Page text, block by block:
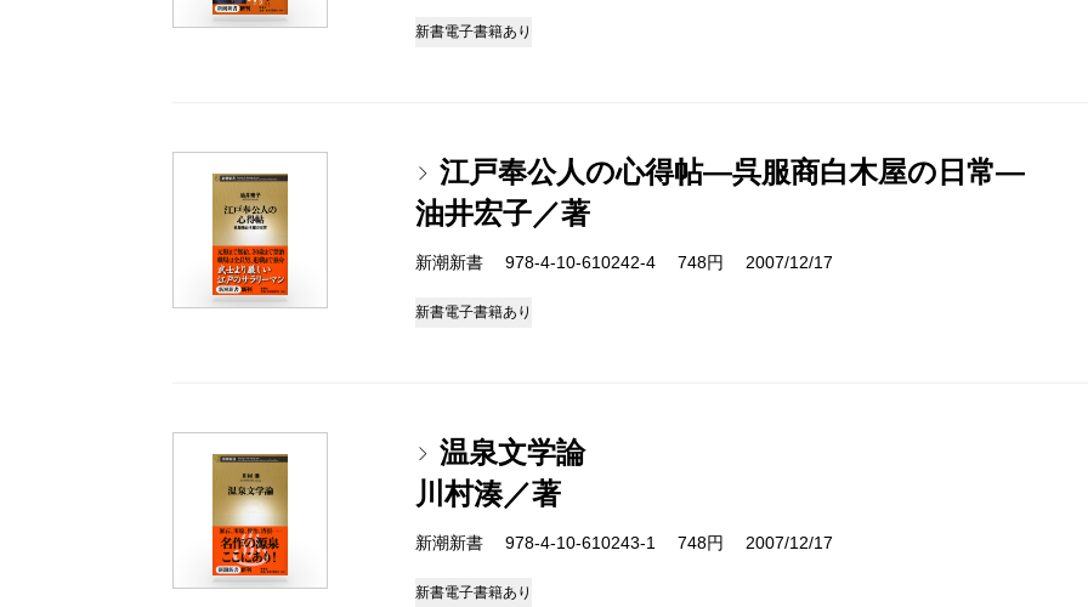
新書電子書籍あり
江戸奉公人の心得帖―呉服商白木屋の日常―
油井宏子／著
新潮新書 978-4-10-610242-4 748円 2007/12/17
新書電子書籍あり
温泉文学論
川村湊／著
新潮新書 978-4-10-610243-1 748円 2007/12/17
新書電子書籍あり